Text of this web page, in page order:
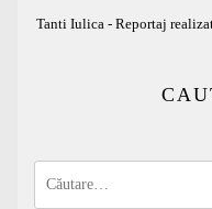
Tanti Iulica - Reportaj